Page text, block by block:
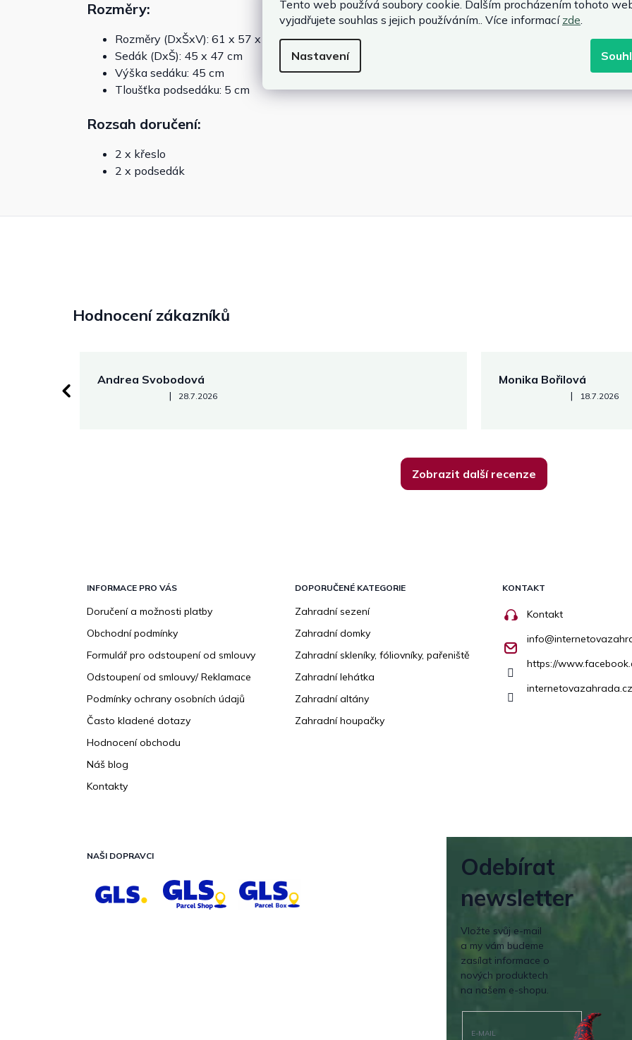
Tento web používá soubory cookie. Dalším procházením tohoto
vyjadřujete souhlas s jejich používáním.. Více informací zde
Nastavení
Rozměry:
Rozměry (DxŠxV): 61 x 57 x 86 cm
Sedák (DxŠ): 45 x 47 cm
Výška sedáku: 45 cm
Tloušťka podsedáku: 5 cm
Rozsah doručení:
2 x křeslo
2 x podsedák
Hodnocení zákazníků
Andrea Svobodová
Hodnocení obchodu je 5 z 5 hvězdiček.
| 28.7.2026
Monika Bořilová
Hodnocení obchodu je 5 z
| 18.7.2026
Zobrazit další recenze
INFORMACE PRO VÁS
Doručení a možnosti platby
Obchodní podmínky
Formulář pro odstoupení od smlouvy
Odstoupení od smlouvy/ Reklamace
Podmínky ochrany osobních údajů
Často kladené dotazy
Hodnocení obchodu
Náš blog
Kontakty
DOPORUČENÉ KATEGORIE
Zahradní sezení
Zahradní domky
Zahradní skleníky, fóliovníky, pařeniště
Zahradní lehátka
Zahradní altány
Zahradní houpačky
KONTAKT
Kontakt
info@
https://
NAŠI DOPRAVCI
Odebírat
newsletter
Vložte svůj e-mail
a my vám budeme
zasílat informace o
nových produktech
na našem e-shopu.
E-MAIL